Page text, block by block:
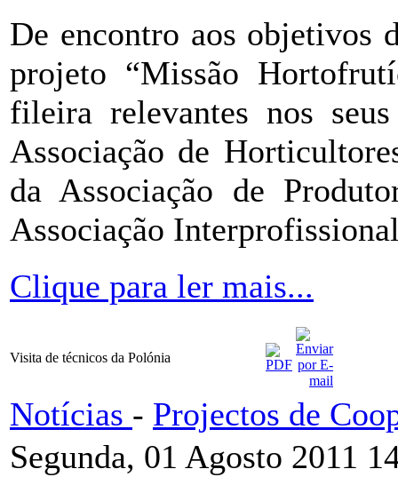
De encontro aos objetivos
projeto “Missão
fileira relevantes nos
Associação de
da Associação de
Associação
Clique para ler mais...
Visita de técnicos da Polónia
Notícias - Projectos de
Segunda, 01 Agosto 2011